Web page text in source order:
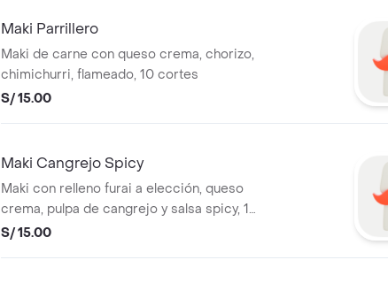
Maki Parrillero
Maki de carne con queso crema, chorizo,
chimichurri, flameado, 10 cortes
S/ 15.00
Maki Cangrejo Spicy
Maki con relleno furai a elección, queso
crema, pulpa de cangrejo y salsa spicy, 10
cortes
S/ 15.00